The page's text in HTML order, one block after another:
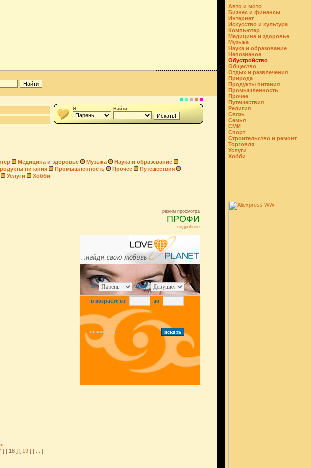
Авто и мото
Бизнес и финансы
Интернет
Искусство и культура
Компьютер
Медицина и здоровье
Музыка
Наука и образование
Непознаное
Обустройство
Общество
Отдых и развлечения
Природа
Продукты питания
Промышленность
Прочее
Путешествия
Религия
Связь
Семья
СМИ
Спорт
Строительство и ремонт
Торговля
Услуги
Хобби
Я: Найти:
Медицина и здоровье Музыка
Наука и образование
питания Промышленность Прочее
Путешествия
Услуги Хобби
режим просмотра
ПРОФИ
подробнее
Я ищу
в возрасте от до
знакомства
] [ 18 ] [ 19 ] [ ]